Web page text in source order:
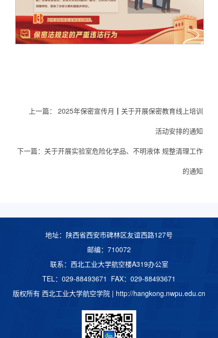
上一篇： 2025年保密宣传月┃关于开展保密教育线上培训
活动安排的通知
下一篇： 关于开展实验室危险化学品、不明液体 规整清理工作
的通知
地址：陕西省西安市碑林区友谊西路127号
邮编：710072
联系：西北工业大学航空楼A319办公室
TEL：029-88493671 FAX：029-88493671
版权所有 西北工业大学航空学院 | http://hangkong.nwpu.edu.cn